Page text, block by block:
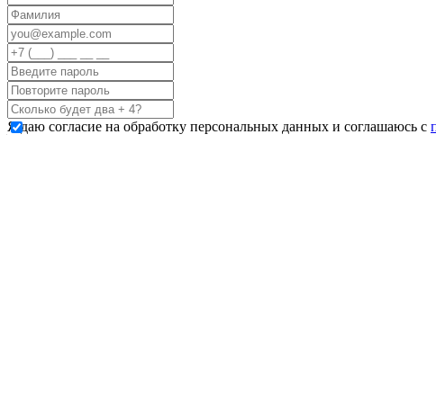
Я даю согласие на обработку персональных данных и соглашаюсь с